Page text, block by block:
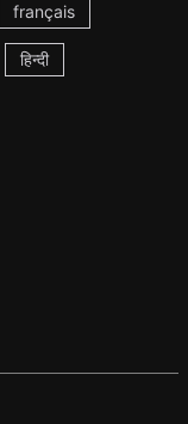
français
हिन्दी